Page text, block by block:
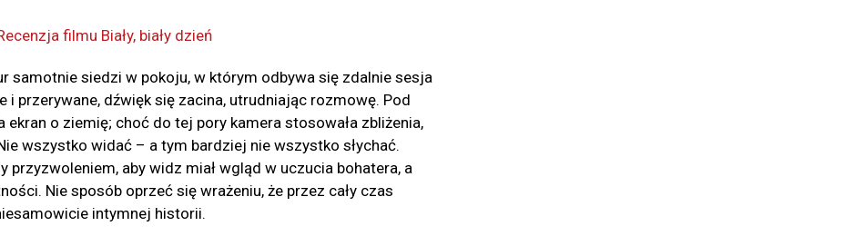
samotnie siedzi w pokoju, w którym odbywa się zdalnie sesja
i przerywane, dźwięk się zacina, utrudniając rozmowę. Pod
o ziemię; choć do tej pory kamera stosowała zbliżenia,
wszystko widać – a tym bardziej nie wszystko słychać.
przyzwoleniem, aby widz miał wgląd w uczucia bohatera, a
Nie sposób oprzeć się wrażeniu, że przez cały czas
intymnej historii.